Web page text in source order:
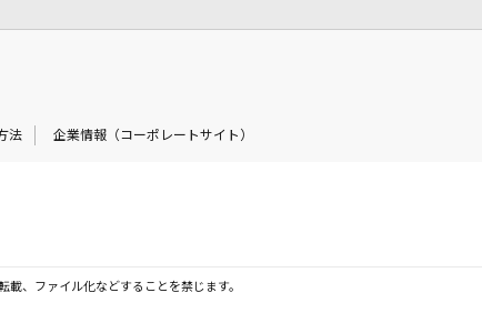
法 企業情報（コーポレートサイト）
、ファイル化などすることを禁じます。